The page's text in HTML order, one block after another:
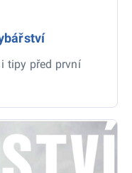
tipy před první